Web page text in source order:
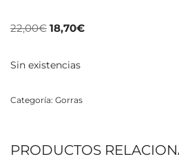
22,00€ 18,70€
Sin existencias
Categoría: Gorras
PRODUCTOS